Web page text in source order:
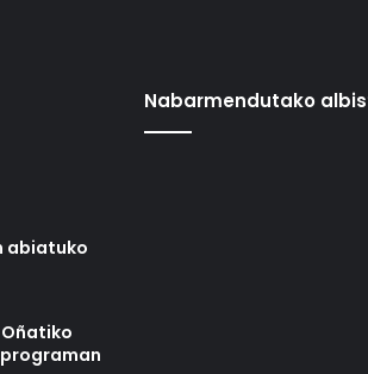
abiatuko
Nabarmendutako